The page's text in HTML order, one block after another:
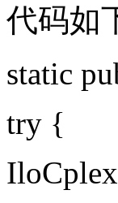
代码如
static
try {